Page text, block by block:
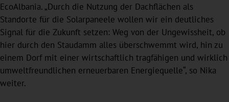
EcoAlbania. „Durch die Nutzung der Dachflächen als
Standorte für die Solarpaneele wollen wir ein deutliches
Signal für die Zukunft setzen: Weg von der Ungewissheit, ob
hier durch den Staudamm alles überschwemmt wird, hin zu
einem Dorf mit einer wirtschaftlich tragfähigen und wirklich
umweltfreundlichen erneuerbaren Energiequelle“, so Nika
weiter.